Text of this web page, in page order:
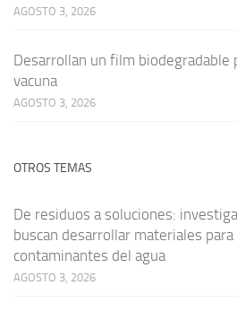
AGOSTO 3, 2026
Desarrollan un film biodegradable
vacuna
AGOSTO 3, 2026
OTROS TEMAS
De residuos a soluciones:
buscan desarrollar materiales
contaminantes del agua
AGOSTO 3, 2026